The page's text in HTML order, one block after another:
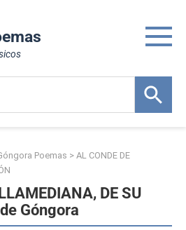
Poemas > AL CONDE DE
DE SU
Góngora